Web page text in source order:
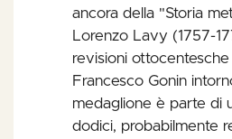
ancora della "Storia
Lorenzo Lavy (1757-
revisioni
Francesco Gonin
medaglione è parte di
dodici, probabilmente